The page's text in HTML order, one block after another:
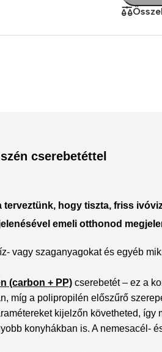
cserebetéttel
terveztünk, hogy tiszta, friss
emeli otthonod
vagy szaganyagokat és egyéb
(carbon + PP) cserebetét – ez a
míg a polipropilén előszűrő
kijelzőn követheted,
konyhákban is. A nemesacél-